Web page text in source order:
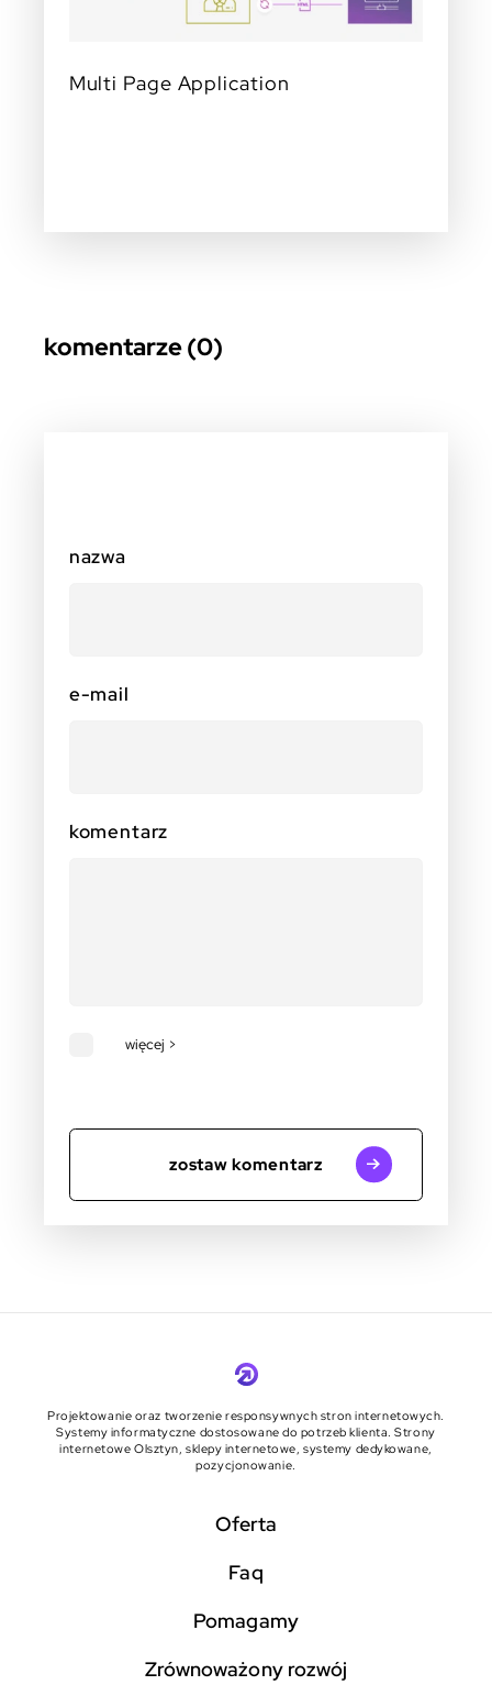
Multi Page Application
komentarze (0)
komentarz
więcej >
nazwa
e-mail
zostaw komentarz
Projektowanie oraz tworzenie responsywnych stron internetowych.
Systemy informatyczne dostosowane do potrzeb klienta. Strony
internetowe Olsztyn, sklepy internetowe, systemy dedykowane,
pozycjonowanie.
Oferta
faq
pomagamy
zrównoważony rozwój